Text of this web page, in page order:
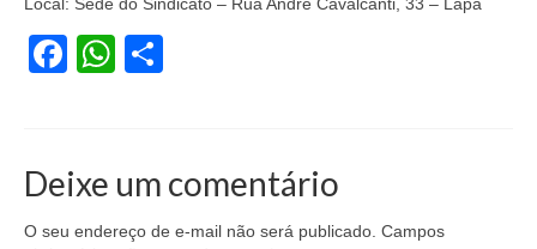
Convênios
FIQUE POR DENTRO
Notícias
Facebook
WhatsApp
Deixe um comentário
O seu endereço de e-mail não será publicado. Campos